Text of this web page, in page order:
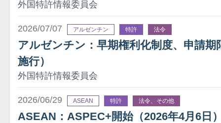
外国特許情報委員会
2026/07/07 アルゼンチン 特許 法令
アルゼンチン：早期権利化制度、申請期
施行）
外国特許情報委員会
2026/06/29 ASEAN 特許 法令、その他
ASEAN：ASPEC+開始（2026年4月6日